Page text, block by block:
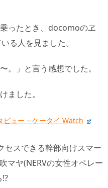
ったとき、docomoのヱ
る人を見ました。
。」と言う感想でした。
ました。
ビュー – ケータイ Watch
セスできる幹部向けスマー
マヤ(NERVの女性オペレー